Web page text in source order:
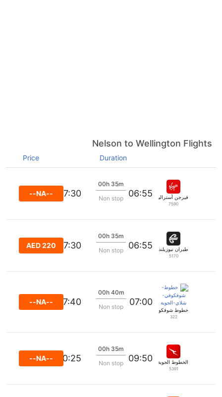
Nelson to Wellington Flights
Duration
Price
فيرجن أستراليا
7590
06:55
00h 35m
Non stop
07:30
--NA--
طيران نيوزيلندا
5170
06:55
00h 35m
Non stop
07:30
AED 220
خطوط شوفكوفي شلاي الجوية
322
07:00
00h 40m
Non stop
07:40
--NA--
الخطوط الجوية كانتاس
5391
09:50
00h 35m
Non stop
10:25
--NA--